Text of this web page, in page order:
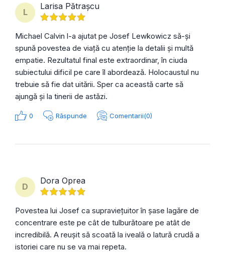
L
Larisa Pătrașcu
Michael Calvin l-a ajutat pe Josef Lewkowicz să-și
spună povestea de viață cu atenție la detalii și multă
empatie. Rezultatul final este extraordinar, în ciuda
subiectului dificil pe care îl abordează. Holocaustul nu
trebuie să fie dat uitării. Sper ca această carte să
ajungă și la tinerii de astăzi.
0 Răspunde Comentarii(0)
D
Dora Oprea
Povestea lui Josef ca supraviețuitor în șase lagăre de
concentrare este pe cât de tulburătoare pe atât de
incredibilă. A reușit să scoată la iveală o latură crudă a
istoriei care nu se va mai repeta.